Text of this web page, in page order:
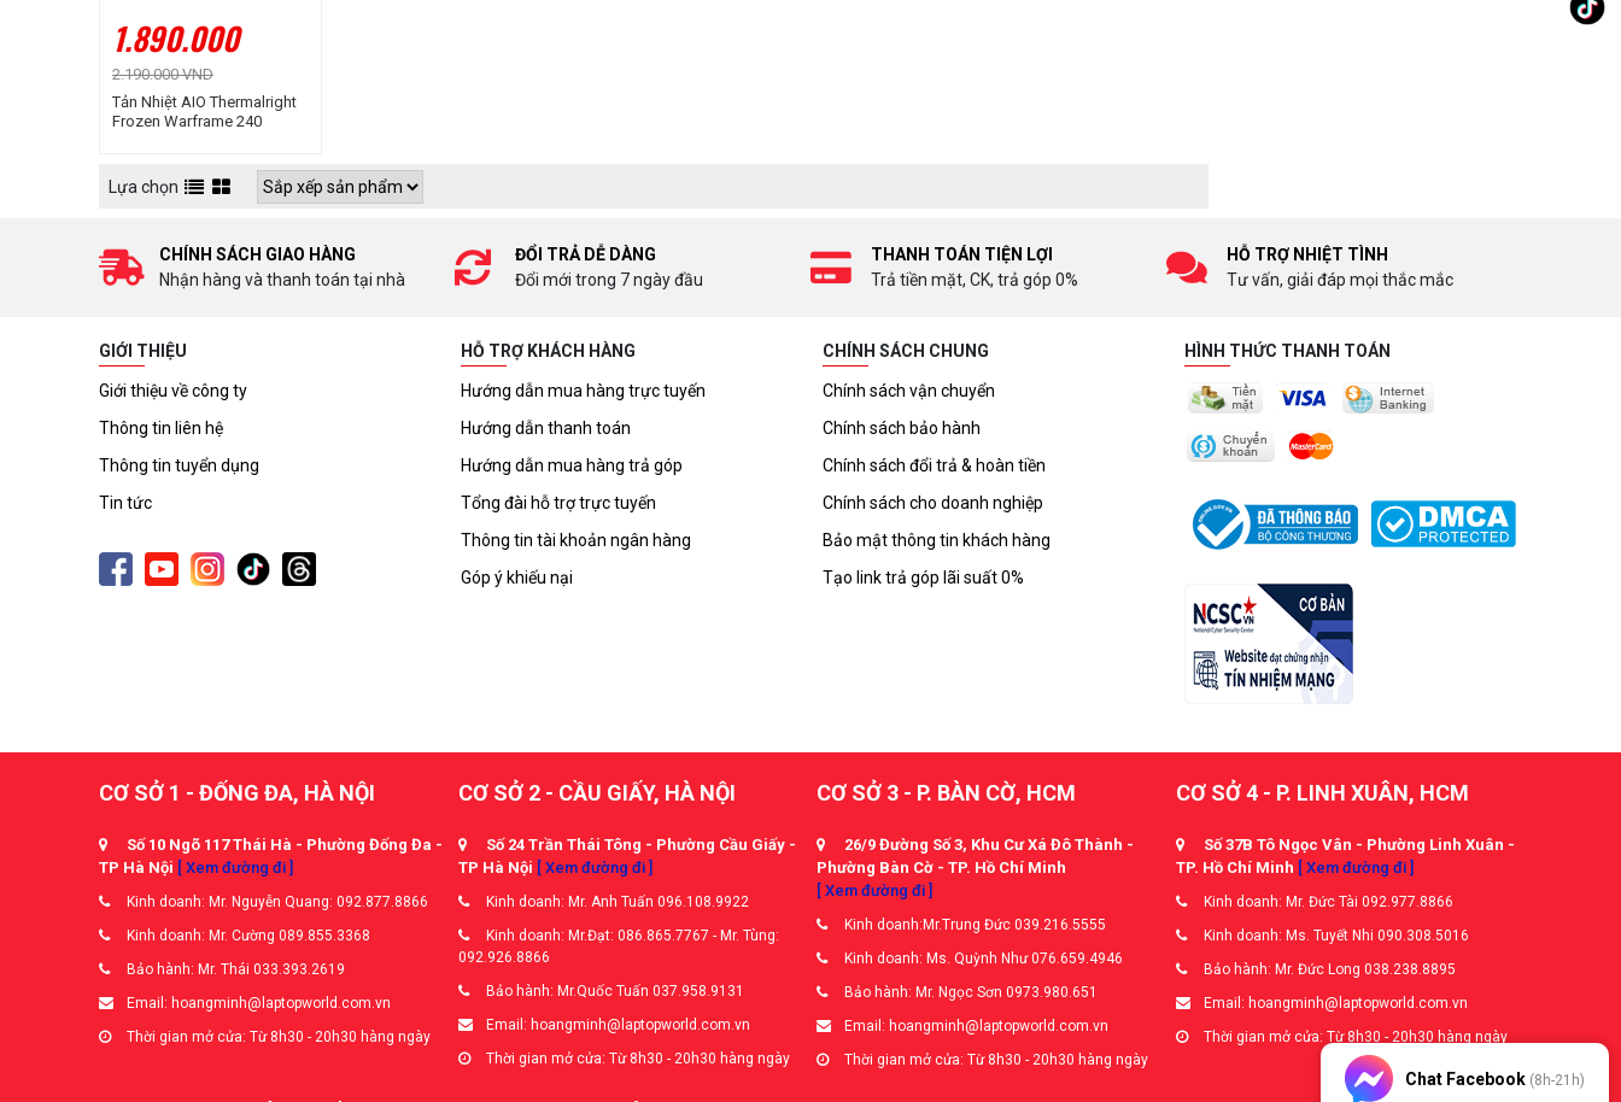
1.890.000
2.190.000 VND
Tản Nhiệt AIO Thermalright
Frozen Warframe 240
Lựa chọn
CHÍNH SÁCH GIAO HÀNG
Nhận hàng và thanh toán tại nhà
ĐỔI TRẢ DỄ DÀNG
Đổi mới trong 7 ngày đầu
THANH TOÁN TIỆN LỢI
Trả tiền mặt, CK, trả góp 0%
HỖ TRỢ NHIỆT TÌNH
Tư vấn, giải đáp mọi thắc mắc
GIỚI THIỆU
Giới thiệu về công ty
Thông tin liên hệ
Thông tin tuyển dụng
Tin tức
HỖ TRỢ KHÁCH HÀNG
Hướng dẫn mua hàng trực tuyến
Hướng dẫn thanh toán
Hướng dẫn mua hàng trả góp
Tổng đài hỗ trợ trực tuyến
Thông tin tài khoản ngân hàng
Góp ý khiếu nại
CHÍNH SÁCH CHUNG
Chính sách vận chuyển
Chính sách bảo hành
Chính sách đổi trả & hoàn tiền
Chính sách cho doanh nghiệp
Bảo mật thông tin khách hàng
Tạo link trả góp lãi suất 0%
HÌNH THỨC THANH TOÁN
CƠ SỞ 1 - ĐỐNG ĐA, HÀ NỘI
Số 10 Ngõ 117 Thái Hà - Phường Đống Đa -
TP Hà Nội [ Xem đường đi ]
Kinh doanh: Mr. Nguyễn Quang: 092.877.8866
Kinh doanh: Mr. Cường 089.855.3368
Bảo hành: Mr. Thái 033.393.2619
Email: hoangminh@laptopworld.com.vn
Thời gian mở cửa: Từ 8h30 - 20h30 hàng ngày
CƠ SỞ 2 - CẦU GIẤY, HÀ NỘI
Số 24 Trần Thái Tông - Phường Cầu Giấy -
TP Hà Nội [ Xem đường đi ]
Kinh doanh: Mr. Anh Tuấn 096.108.9922
Kinh doanh: Mr.Đạt: 086.865.7767 - Mr. Tùng:
092.926.8866
Bảo hành: Mr.Quốc Tuấn 037.958.9131
Email: hoangminh@laptopworld.com.vn
Thời gian mở cửa: Từ 8h30 - 20h30 hàng ngày
CƠ SỞ 3 - P. BÀN CỜ, HCM
26/9 Đường Số 3, Khu Cư Xá Đô Thành -
Phường Bàn Cờ - TP. Hồ Chí Minh
[ Xem đường đi ]
Kinh doanh:Mr.Trung Đức 039.216.5555
Kinh doanh: Ms. Quỳnh Như 076.659.4946
Bảo hành: Mr. Ngọc Sơn 0973.980.651
Email: hoangminh@laptopworld.com.vn
Thời gian mở cửa: Từ 8h30 - 20h30 hàng ngày
CƠ SỞ 4 - P. LINH XUÂN, HCM
Số 37B Tô Ngọc Vân - Phường Linh Xuân -
TP. Hồ Chí Minh [ Xem đường đi ]
Kinh doanh: Mr. Đức Tài 092.977.8866
Kinh doanh: Ms. Tuyết Nhi 090.308.5016
Bảo hành: Mr. Đức Long 038.238.8895
Email: hoangminh@laptopworld.com.vn
Thời gian mở cửa: Từ 8h30 - 20h30 hàng ngày
Chat Facebook (8h-21h)